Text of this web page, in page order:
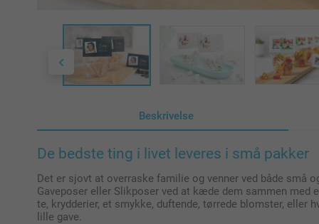
Beskrivelse
De bedste ting i livet leveres i små pakker
Det er sjovt at overraske familie og venner ved både små
Gaveposer eller Slikposer ved at kæde dem sammen med
te, krydderier, et smykke, duftende, tørrede blomster, eller
lille gave.